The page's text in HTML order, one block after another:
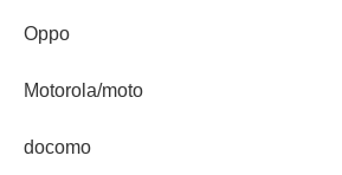
Oppo
Motorola/moto
docomo